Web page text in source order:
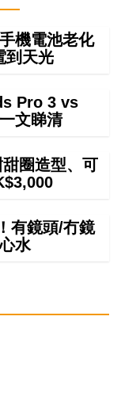
機電池老化
到天光
Pro 3 vs
文睇清
圈造型、可
有鏡頭/冇鏡
水